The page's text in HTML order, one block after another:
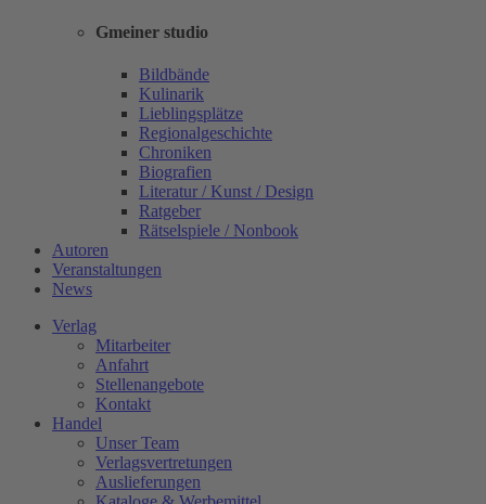
Gmeiner studio
Bildbände
Kulinarik
Lieblingsplätze
Regionalgeschichte
Chroniken
Biografien
Literatur / Kunst / Design
Ratgeber
Rätselspiele / Nonbook
Autoren
Veranstaltungen
News
Verlag
Mitarbeiter
Anfahrt
Stellenangebote
Kontakt
Handel
Unser Team
Verlagsvertretungen
Auslieferungen